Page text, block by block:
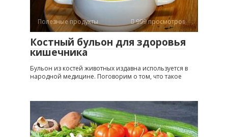
Полезные продукты 999 просмотров
Костный бульон для здоровья
кишечника
Бульон из костей животных издавна используется в
народной медицине. Поговорим о том, что такое